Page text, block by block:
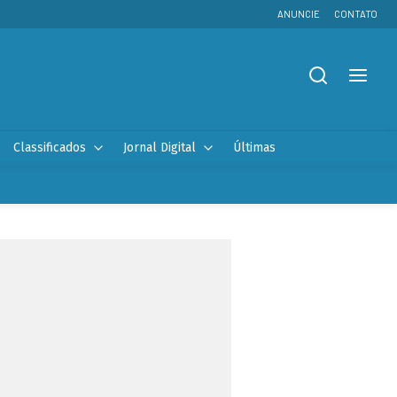
ANUNCIE CONTATO
Classificados Jornal Digital Últimas